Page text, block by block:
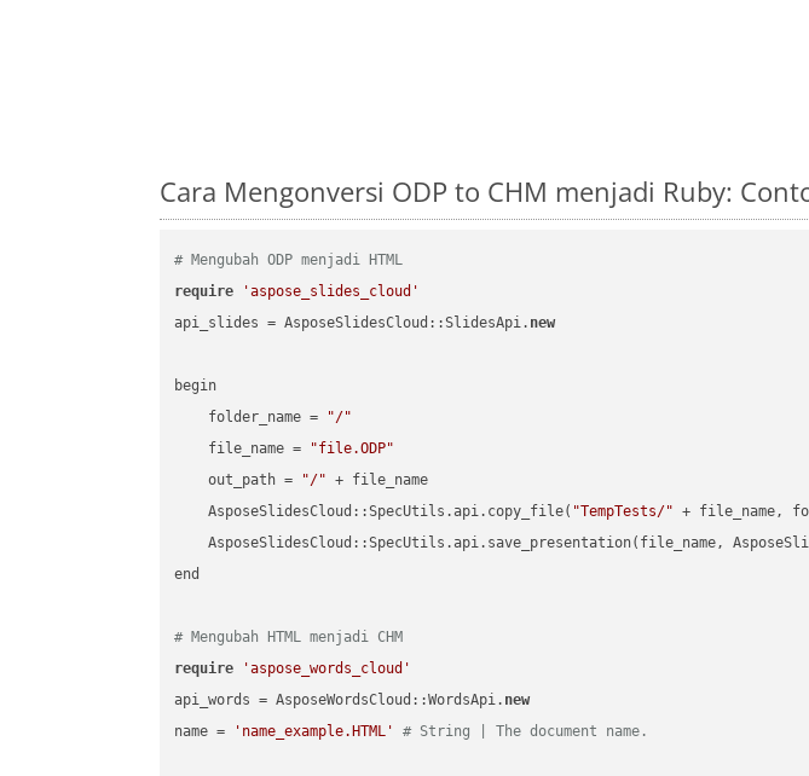
Cara Mengonversi ODP to CHM menjadi Ruby:
# Mengubah ODP menjadi HTML
require
'aspose_slides_cloud'
api_slides = AsposeSlidesCloud::SlidesApi. new
begin
    folder_name =
"/"
    file_name =
"file.ODP"
    out_path =
"/" + file_name
    AsposeSlidesCloud::SpecUtils.api.copy_file(
"TempTests/" + file_name,
AsposeSlidesCloud::SpecUtils.api.save_presentation(file_name,
end
# Mengubah HTML menjadi CHM
require
'aspose_words_cloud'
api_words = AsposeWordsCloud::WordsApi. new
name =
'name_example.HTML' # String | The document name.